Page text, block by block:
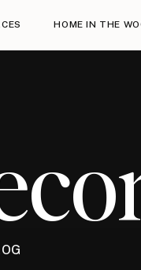
HOME IN THE